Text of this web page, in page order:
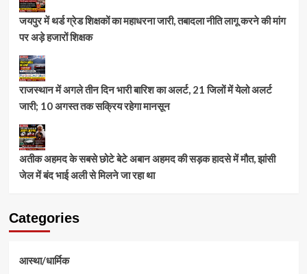
जयपुर में थर्ड ग्रेड शिक्षकों का महाधरना जारी, तबादला नीति लागू करने की मांग
पर अड़े हजारों शिक्षक
राजस्थान में अगले तीन दिन भारी बारिश का अलर्ट, 21 जिलों में येलो अलर्ट
जारी; 10 अगस्त तक सक्रिय रहेगा मानसून
अतीक अहमद के सबसे छोटे बेटे अबान अहमद की सड़क हादसे में मौत, झांसी
जेल में बंद भाई अली से मिलने जा रहा था
Categories
आस्था/धार्मिक